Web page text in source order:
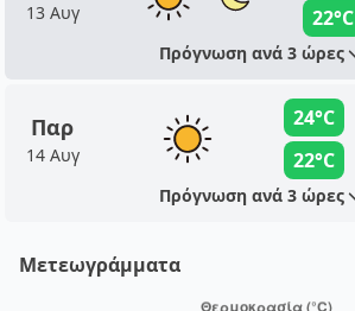
13 Αυγ
22°C
Πρόγνωση ανά 3 ώρες
Παρ
14 Αυγ
24°C
22°C
Πρόγνωση ανά 3 ώρες
Μετεωγράμματα